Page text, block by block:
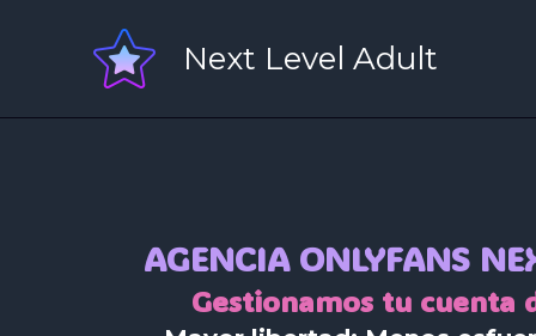
contenido
Next Level Adult
AGENCIA ONLYFANS
Gestionamos tu cuenta